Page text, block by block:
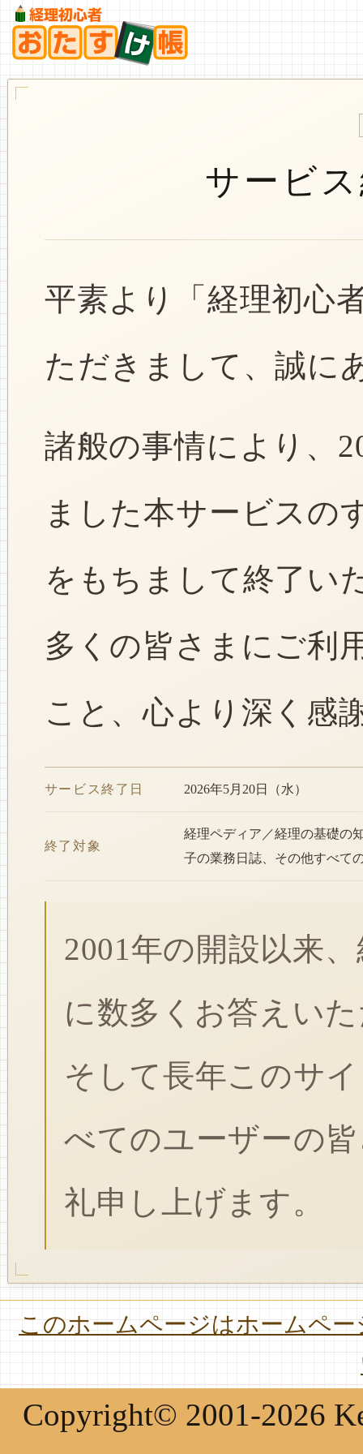
サービ
平素より「経理初心
ただきまして、誠に
諸般の事情により、
ました本サービスの
をもちまして終了い
多くの皆さまにご利
こと、心より深く感
サービス終了日 2026年5月20日（水）
終了対象
経理ペディア／経理の基礎の
子の業務日誌、その他すべて
2001年の開設以来
に数多くお答えい
そして長年このサ
べてのユーザーの
礼申し上げます。
このホームページはホームペ
Copyright© 2001-2026